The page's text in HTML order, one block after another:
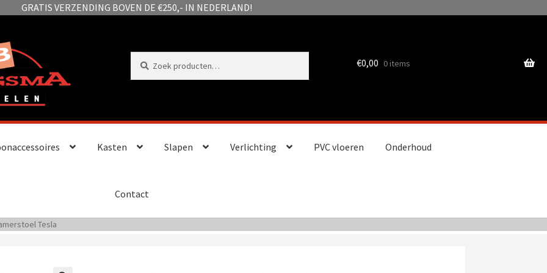
GRATIS VERZENDING BOVEN DE €250,- IN NEDERLAND!
naar:
Zoeken
Kasten Slapen Verlichting PVC vloeren Onderhoud
Contact
€0,00 0 items
Tesla